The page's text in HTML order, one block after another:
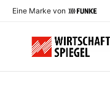
Eine Marke von